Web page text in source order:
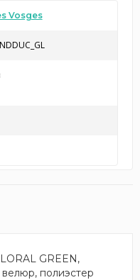
Vosges
GREEN,
полиэстер